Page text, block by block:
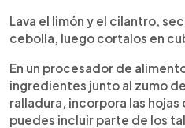
Lava el limón y el cilantro,
cebolla, luego cortalos en
En un procesador de
ingredientes junto al zumo
ralladura, incorpora las
puedes incluir parte de los